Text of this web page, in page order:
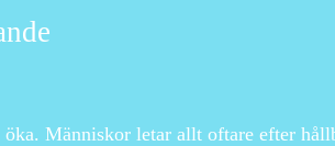
Människor letar allt oftare efter